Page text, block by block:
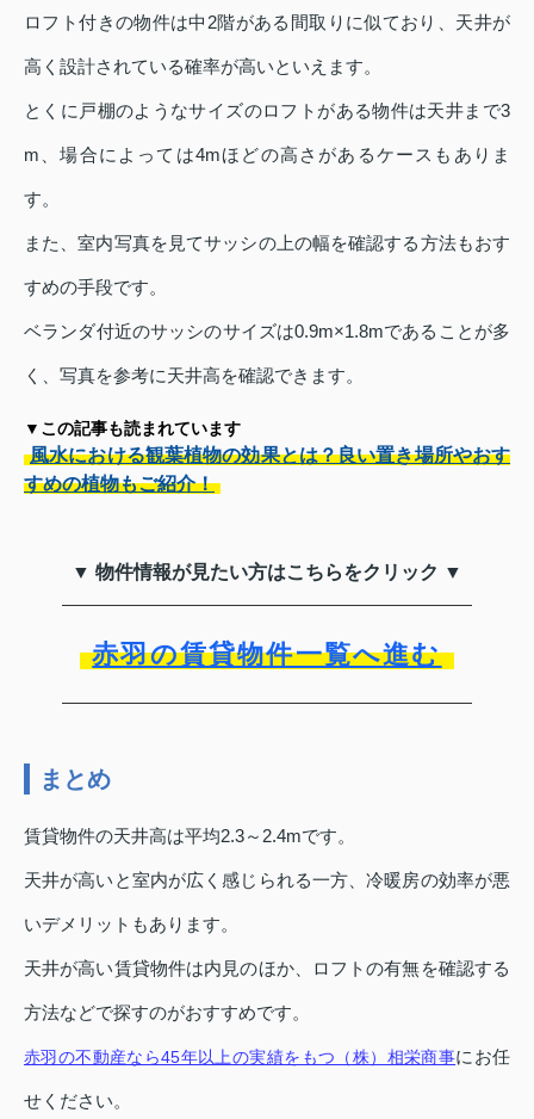
ロフト付きの物件は中2階がある間取りに似ており、天井が
高く設計されている確率が高いといえます。
とくに戸棚のようなサイズのロフトがある物件は天井まで3
m、場合によっては4mほどの高さがあるケースもありま
す。
また、室内写真を見てサッシの上の幅を確認する方法もおす
すめの手段です。
ベランダ付近のサッシのサイズは0.9m×1.8mであることが多
く、写真を参考に天井高を確認できます。
▼この記事も読まれています
風水における観葉植物の効果とは？良い置き場所やおす
すめの植物もご紹介！
▼ 物件情報が見たい方はこちらをクリック ▼
赤羽の賃貸物件一覧へ進む
まとめ
賃貸物件の天井高は平均2.3～2.4mです。
天井が高いと室内が広く感じられる一方、冷暖房の効率が悪
いデメリットもあります。
天井が高い賃貸物件は内見のほか、ロフトの有無を確認する
方法などで探すのがおすすめです。
赤羽の不動産なら45年以上の実績をもつ（株）相栄商事にお任
せください。